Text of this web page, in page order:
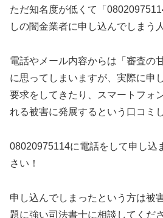
ただ知名度が低くて「
しの闇金業者に申し込んでしまう
電話やメール内容からは「審査の
に思ってしまいますが、実際に申
要求をしてきたり、スマートフォ
れる被害に発展するという口コミ
08020975114に電話をして申し込
さい！
申し込んでしまったという方は被
題に強い司法書士に相談してくだ